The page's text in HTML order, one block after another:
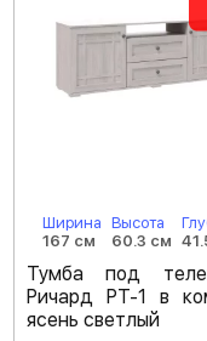
Ширина
167 см
Высота
60.3 см
Тумба под
Ричард РТ-1 в
ясень светлый